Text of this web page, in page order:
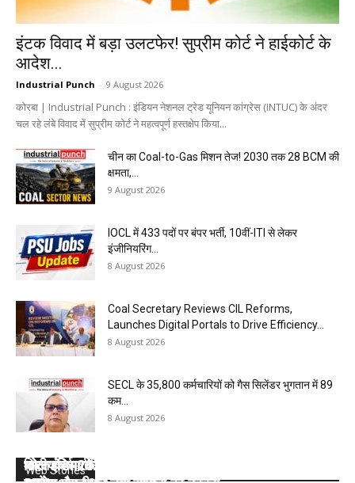
इंटक विवाद में बड़ा उलटफेर! सुप्रीम कोर्ट ने हाईकोर्ट के
आदेश...
Industrial Punch - 9 August 2026
कोरबा | Industrial Punch : इंडियन नेशनल ट्रेड यूनियन कांग्रेस (INTUC) के अंदर
चल रहे लंबे विवाद में सुप्रीम कोर्ट ने महत्वपूर्ण हस्तक्षेप किया...
चीन का Coal-to-Gas मिशन तेज! 2030 तक 28 BCM की
क्षमता,...
9 August 2026
IOCL में 433 पदों पर बंपर भर्ती, 10वीं-ITI से लेकर
इंजीनियरिंग...
8 August 2026
Coal Secretary Reviews CIL Reforms,
Launches Digital Portals to Drive Efficiency...
8 August 2026
SECL के 35,800 कर्मचारियों को गैस सिलेंडर भुगतान में ₹89
कम...
8 August 2026
Web Stories
कोल इंडिया की 10 मेगा माइंस ने Q1 में बनाया रिकॉर्ड, SECL,
भारत के सर्वाधिक कोयला भंडार वाले सात राज्यों के बारे में
वित्तीय वर्ष 2025- 26 : कोल इंडिया लिमिटेड की टॉप- 10
कोल इंडिया ने डिस्पैच का टारगेट भी किया कम, देखें 2026-
कोल इंडिया ने घटाया लक्ष्य, देखें 2026- 27 का कंपनीवार नया